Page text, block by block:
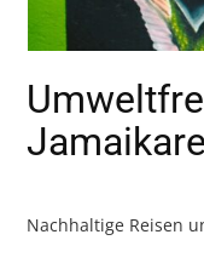
Nachhaltige Reisen